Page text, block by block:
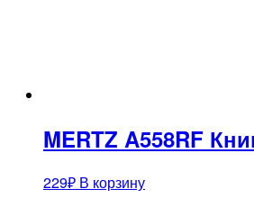
MERTZ A558RF
229₽ В корзину